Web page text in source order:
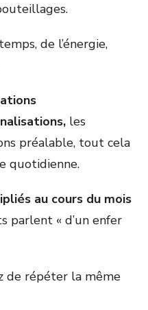
de l’énergie,
les
préalable, tout cela
quotidienne.
au cours du mois
parlent « d’un enfer
de répéter la même